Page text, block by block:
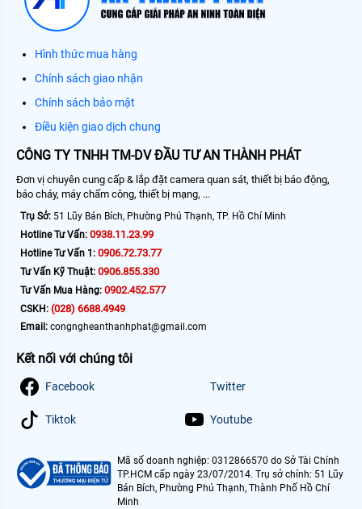
Hình thức mua hàng
Chính sách giao nhận
Chính sách bảo mật
Điều kiện giao dịch chung
CÔNG TY TNHH TM-DV ĐẦU TƯ AN THÀNH PHÁT
Đơn vị chuyên cung cấp & lắp đặt camera quan sát, thiết bị báo động,
báo cháy, máy chấm công, thiết bị mạng, ...
Trụ Sở: 51 Lũy Bán Bích, Phường Phú Thạnh, TP. Hồ Chí Minh
Hotline Tư Vấn: 0938.11.23.99
Hotline Tư Vấn 1: 0906.72.73.77
Tư Vấn Kỹ Thuật: 0906.855.330
Tư Vấn Mua Hàng: 0902.452.577
CSKH: (028) 6688.4949
Email: congngheanthanhphat@gmail.com
Kết nối với chúng tôi
Facebook Twitter
Tiktok Youtube
Mã số doanh nghiệp: 0312866570 do Sở Tài Chính
TP.HCM cấp ngày 23/07/2014. Trụ sở chính: 51 Lũy
Bán Bích, Phường Phú Thạnh, Thành Phố Hồ Chí
Minh